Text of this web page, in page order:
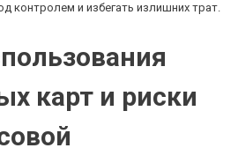
контролем и избегать излишних трат.
карт и риски